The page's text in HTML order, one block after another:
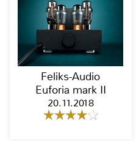
Feliks-Audio
Euforia mark II
20.11.2018